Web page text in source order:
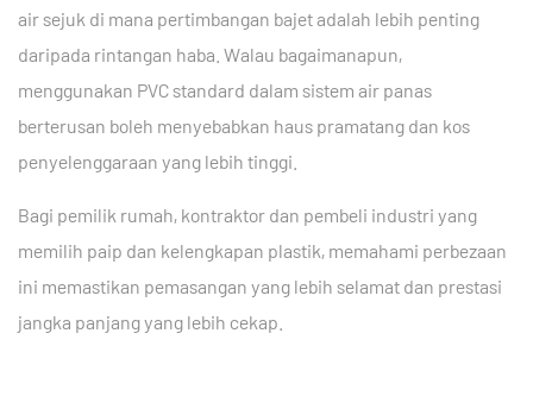
air sejuk di mana pertimbangan bajet adalah lebih penting
daripada rintangan haba. Walau bagaimanapun,
menggunakan PVC standard dalam sistem air panas
berterusan boleh menyebabkan haus pramatang dan kos
penyelenggaraan yang lebih tinggi.
Bagi pemilik rumah, kontraktor dan pembeli industri yang
memilih paip dan kelengkapan plastik, memahami perbezaan
ini memastikan pemasangan yang lebih selamat dan prestasi
jangka panjang yang lebih cekap.